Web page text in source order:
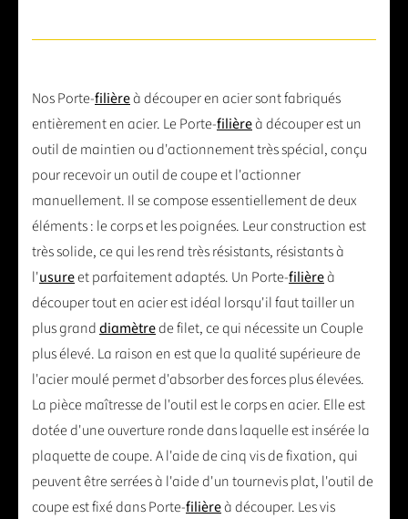
Nos Porte-filièreà découper en acier sont fabriqués
entièrement en acier. Le Porte-filièreà découper est un
outil de maintien ou d'actionnement très spécial, conçu
pour recevoir un outil de coupe et l'actionner
manuellement. Il se compose essentiellement de deux
éléments : le corps et les poignées. Leur construction est
très solide, ce qui les rend très résistants, résistants à
l'usureet parfaitement adaptés. Un Porte-filièreà
découper tout en acier est idéal lorsqu'il faut tailler un
plus granddiamètrede filet, ce qui nécessite un Couple
plus élevé. La raison en est que la qualité supérieure de
l'acier moulé permet d'absorber des forces plus élevées.
La pièce maîtresse de l'outil est le corps en acier. Elle est
dotée d'une ouverture ronde dans laquelle est insérée la
plaquette de coupe. A l'aide de cinq vis de fixation, qui
peuvent être serrées à l'aide d'un tournevis plat, l'outil de
coupe est fixé dans Porte-filièreà découper. Les vis